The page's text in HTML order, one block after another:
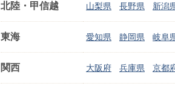
北陸・甲信越 山梨県 長野県 新潟
東海 愛知県 静岡県 岐阜
関西 大阪府 兵庫県 京都